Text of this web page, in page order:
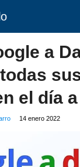
a
el día
14 enero 2022